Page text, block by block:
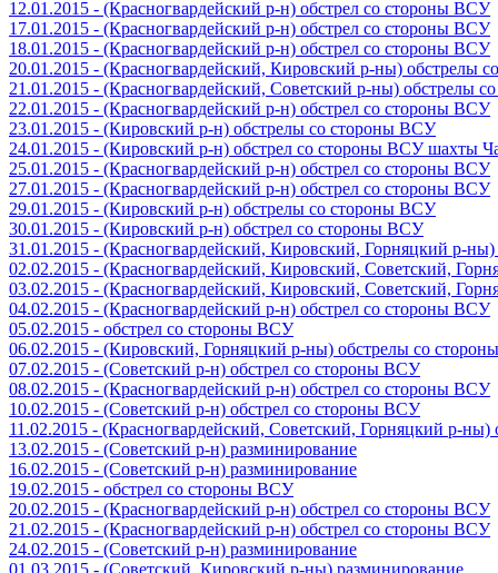
12.01.2015 - (Красногвардейский р-н) обстрел со стороны ВСУ
17.01.2015 - (Красногвардейский р-н) обстрел со стороны ВСУ
18.01.2015 - (Красногвардейский р-н) обстрел со стороны ВСУ
20.01.2015 - (Красногвардейский, Кировский р-ны) обстрелы
21.01.2015 - (Красногвардейский, Советский р-ны) обстрелы
22.01.2015 - (Красногвардейский р-н) обстрел со стороны ВСУ
23.01.2015 - (Кировский р-н) обстрелы со стороны ВСУ
24.01.2015 - (Кировский р-н) обстрел со стороны ВСУ шахты
25.01.2015 - (Красногвардейский р-н) обстрел со стороны ВСУ
27.01.2015 - (Красногвардейский р-н) обстрел со стороны ВСУ
29.01.2015 - (Кировский р-н) обстрелы со стороны ВСУ
30.01.2015 - (Кировский р-н) обстрел со стороны ВСУ
31.01.2015 - (Красногвардейский, Кировский, Горняцкий р-
02.02.2015 - (Красногвардейский, Кировский, Советский,
03.02.2015 - (Красногвардейский, Кировский, Советский,
04.02.2015 - (Красногвардейский р-н) обстрел со стороны ВСУ
05.02.2015 - обстрел со стороны ВСУ
06.02.2015 - (Кировский, Горняцкий р-ны) обстрелы со
07.02.2015 - (Советский р-н) обстрел со стороны ВСУ
08.02.2015 - (Красногвардейский р-н) обстрел со стороны ВСУ
10.02.2015 - (Советский р-н) обстрел со стороны ВСУ
11.02.2015 - (Красногвардейский, Советский, Горняцкий р-
13.02.2015 - (Советский р-н) разминирование
16.02.2015 - (Советский р-н) разминирование
19.02.2015 - обстрел со стороны ВСУ
20.02.2015 - (Красногвардейский р-н) обстрел со стороны ВСУ
21.02.2015 - (Красногвардейский р-н) обстрел со стороны ВСУ
24.02.2015 - (Советский р-н) разминирование
01.03.2015 - (Советский, Кировский р-ны) разминирование